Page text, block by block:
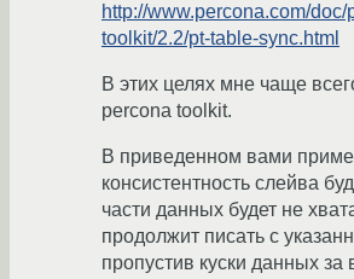
http://www.percona.com/doc/
toolkit/2.2/pt-table-sync.html
В этих целях мне чаще
percona toolkit.
В приведенном вами
консистентность слейва
части данных будет не
продолжит писать с
пропустив куски данных за